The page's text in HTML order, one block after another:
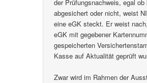
der Prüfungsnachweis, egal
abgesichert oder nicht, weist
eine eGK steckt. Er weist
eGK mit gegebener
gespeicherten
Kasse auf Aktualität geprüft
Zwar wird im Rahmen der